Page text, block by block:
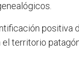
positiva
territorio